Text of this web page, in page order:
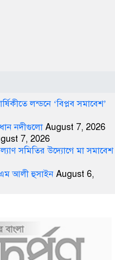
লন্ডনে ‘বিপ্লব সমাবেশ’
নদীগুলো August 7, 2026
7, 2026
সমিতির উদ্যোগে মা সমাবেশ
-এম আলী হুসাইন August 6,